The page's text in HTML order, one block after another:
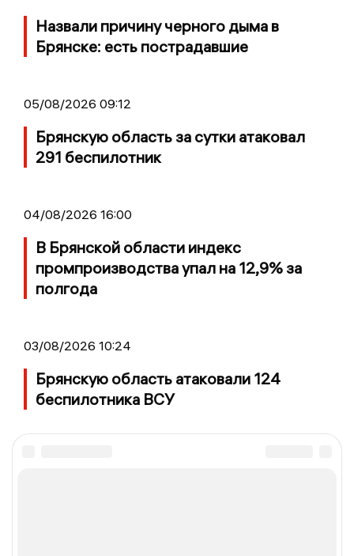
Назвали причину черного дыма в
Брянске: есть пострадавшие
05/08/2026 09:12
Брянскую область за сутки атаковал
291 беспилотник
04/08/2026 16:00
В Брянской области индекс
промпроизводства упал на 12,9% за
полгода
03/08/2026 10:24
Брянскую область атаковали 124
беспилотника ВСУ